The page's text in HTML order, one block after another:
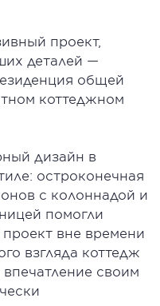
проект,
деталей —
общей
коттеджном
дизайн в
остроконечная
с колоннадой и
помогли
вне времени
взгляда коттедж
своим